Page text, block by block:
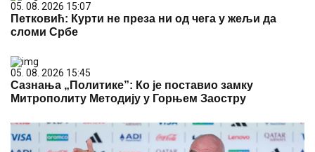
05. 08. 2026 15:07
Петковић: Курти не преза ни од чега у жељи да
сломи Србе
05. 08. 2026 15:45
Сазнања „Политике”: Ко је поставио замку
Митрополиту Методију у Горњем Заостру